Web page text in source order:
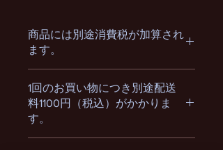
商品には別途消費税が加算され
ます。
1回のお買い物につき別途配送
料1100円（税込）がかかりま
す。